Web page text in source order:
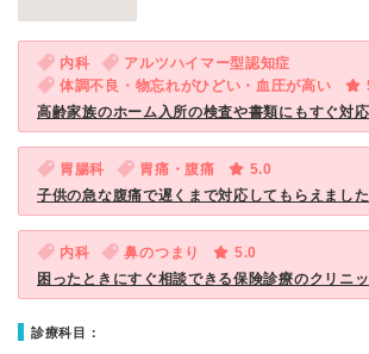
内科
アルツハイマー型認知症
体調不良・物忘れがひどい・血圧が高い
高齢家族のホーム入所の検査や書類にもすぐ対
胃腸科 胃痛・腹痛
5.0
子供の急な腹痛で遅くまで対応してもらえました
内科 鼻のつまり
5.0
困ったときにすぐ相談できる保険診療のクリニ
診療科目：